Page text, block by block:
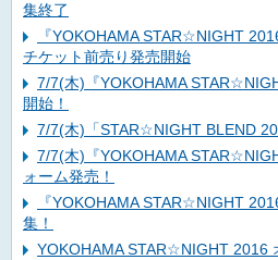
集終了
『YOKOHAMA STAR☆NIGHT
チケット前売り発売開始
7/7(木)『YOKOHAMA
開始！
7/7(木)「STAR☆NIGHT BLEND
7/7(木)『YOKOHAMA
ォーム発売！
『YOKOHAMA STAR☆NIGHT
集！
YOKOHAMA STAR☆NIGHT 2016